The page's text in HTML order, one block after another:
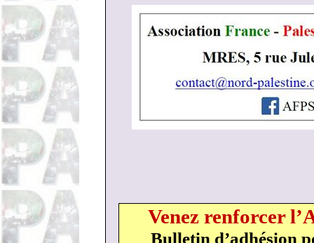
Venez renforcer
Bulletin d’adhésion